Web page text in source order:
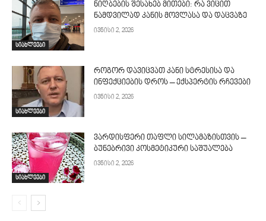
სიახლეები
ნიღბების შესახებ მითები: რა ვიცით
ნამდვილად კანის მოვლასა და დაცვაზე
ივნისი 2, 2026
სიახლეები
როგორ დავიცვათ კანი სტრესისა და
ინფექციების დროს – ექსპერტის რჩევები
ივნისი 2, 2026
სიახლეები
ვარდისფერი თაფლი სილამაზისთვის –
ბუნებრივი კოსმეტიკური საშუალება
ივნისი 2, 2026